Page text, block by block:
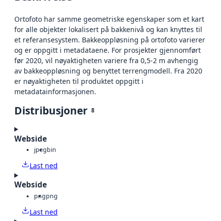
Ortofoto har samme geometriske egenskaper som et kart
for alle objekter lokalisert på bakkenivå og kan knyttes til
et referansesystem. Bakkeoppløsning på ortofoto varierer
og er oppgitt i metadataene. For prosjekter gjennomført
før 2020, vil nøyaktigheten variere fra 0,5-2 m avhengig
av bakkeoppløsning og benyttet terrengmodell. Fra 2020
er nøyaktigheten til produktet oppgitt i
metadatainformasjonen.
Distribusjoner 8
Webside
jpegbin
Last ned
Webside
pngpng
Last ned